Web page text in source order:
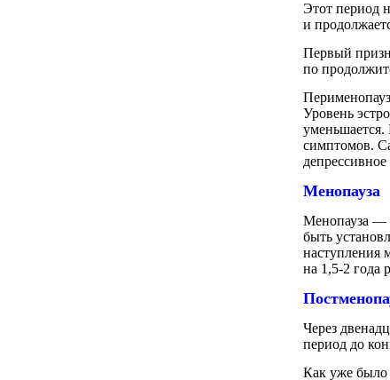
Этот период
и
Первый
по
Уровень
симптомов.
Менопауза
Менопауза —
быть
наступления
на 1,5-2 года
Через
период до
Как уже было